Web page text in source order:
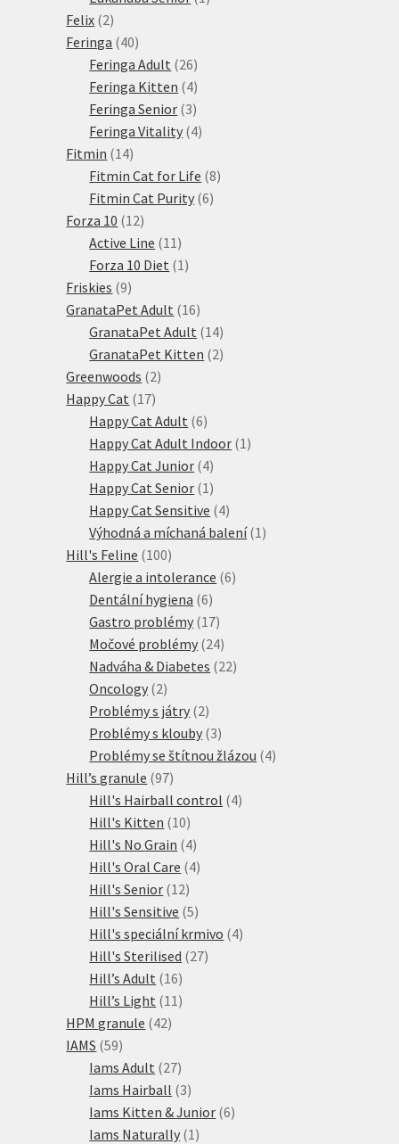
Felix 22
produkty
Feringa 4040
produktů
Feringa Adult 2626
produktů
Feringa Kitten 44
produkty
Feringa Senior 33
produkty
Feringa Vitality 44
Fitmin 1414
produktů
Fitmin Cat for Life 88
Fitmin Cat Purity 66
Forza 10 1212
produktů
Active Line 11 11
produktů
Forza 10 Diet 1 1
Friskies 99
produktů
GranataPet Adult 1616
produktů
GranataPet Adult 1414
produktů
GranataPet Kitten 22
Greenwoods 22
Happy Cat 1717
produktů
Happy Cat Adult 66
produktů
Happy Cat Adult Indoor 1 1
Happy Cat Junior 44
produkty
Happy Cat Senior 1 1
produkt
Happy Cat Sensitive 44
produkty
Výhodná a míchaná balení 1 1
Hill's Feline 100100
produktů
Alergie a intolerance 66
Dentální hygiena 66
produktů
Gastro problémy 1717
produktů
Močové problémy 2424
produktů
Nadváha & Diabetes 2222
Oncology 22
produkty
Problémy s játry 22
produkty
Problémy s klouby 33
produkty
Problémy se štítnou žlázou 44
Hill’s granule 9797
produktů
Hill's Hairball control 44
Hill's Kitten 1010
produktů
Hill's No Grain 44
produkty
Hill's Oral Care 44
Hill's Senior 1212
produktů
Hill's Sensitive 55
produktů
Hill's speciální krmivo 44
Hill's Sterilised 2727
Hill’s Adult 1616
produktů
Hill’s Light 11 11
HPM granule 4242
IAMS 5959
produktů
Iams Adult 2727
produktů
Iams Hairball 33
produkty
Iams Kitten & Junior 66
Iams Naturally 1 1